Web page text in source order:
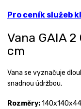
Pro ceník služeb
Vana GAIA
cm
Vana se vyznačuje
snadnou údržbou.
Rozměry: